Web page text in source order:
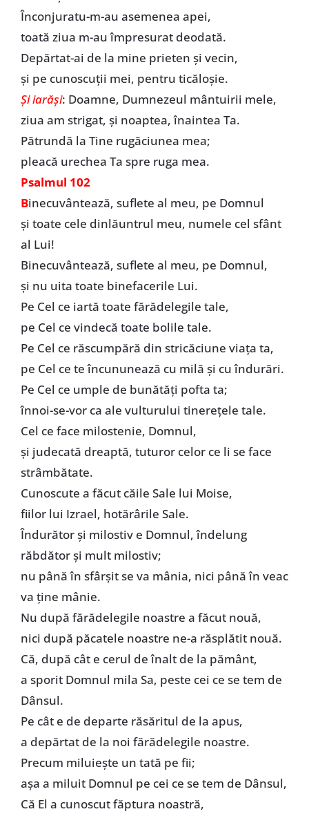
Înconjuratu-m-au asemenea apei,
toată ziua m-au împresurat deodată.
Depărtat-ai de la mine prieten şi vecin,
şi pe cunoscuţii mei, pentru ticăloşie.
Şi iarăşi: Doamne, Dumnezeul mântuirii mele,
ziua am strigat, şi noaptea, înaintea Ta.
Pătrundă la Tine rugăciunea mea;
pleacă urechea Ta spre ruga mea.
Psalmul 102
Binecuvântează, suflete al meu, pe Domnul
şi toate cele dinlăuntrul meu, numele cel sfânt
al Lui!
Binecuvântează, suflete al meu, pe Domnul,
şi nu uita toate binefacerile Lui.
Pe Cel ce iartă toate fărădelegile tale,
pe Cel ce vindecă toate bolile tale.
Pe Cel ce răscumpără din stricăciune viaţa ta,
pe Cel ce te încununează cu milă şi cu îndurări.
Pe Cel ce umple de bunătăţi pofta ta;
înnoi-se-vor ca ale vulturului tinereţele tale.
Cel ce face milostenie, Domnul,
şi judecată dreaptă, tuturor celor ce li se face
strâmbătate.
Cunoscute a făcut căile Sale lui Moise,
fiilor lui Izrael, hotărârile Sale.
Îndurător şi milostiv e Domnul, îndelung
răbdător şi mult milostiv;
nu până în sfârşit se va mânia, nici până în veac
va ţine mânie.
Nu după fărădelegile noastre a făcut nouă,
nici după păcatele noastre ne-a răsplătit nouă.
Că, după cât e cerul de înalt de la pământ,
a sporit Domnul mila Sa, peste cei ce se tem de
Dânsul.
Pe cât e de departe răsăritul de la apus,
a depărtat de la noi fărădelegile noastre.
Precum miluieşte un tată pe fii;
aşa a miluit Domnul pe cei ce se tem de Dânsul,
Că El a cunoscut făptura noastră,